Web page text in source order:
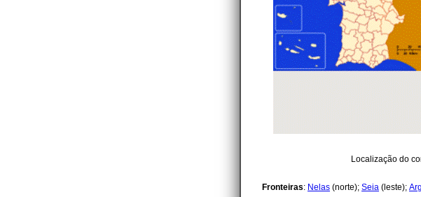
Localização do
Fronteiras: Nelas (norte); Seia (leste);